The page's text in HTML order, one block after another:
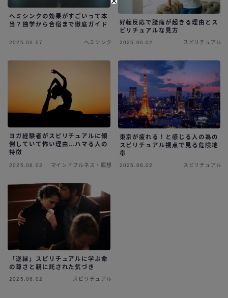
ヘミシンクの効果がすごいって本
当？独学から合宿まで徹底ガイド
2025.06.07 ヘミシンク
好転反応で腰痛が起きる理由とス
ピリチュアルな見方
2025.06.02 スピリチュアル
ヨガ経験者がスピリチュアルに傾
倒していて怖い理由…ハマる人の
特徴
2025.06.02 マインドフルネス・瞑想
東京が疲れる！と感じる人の為の
スピリチュアル視点で見る危険地
帯
2025.06.02 スピリチュアル
「逆縁」スピリチュアルに学ぶ命
の尊さと親に託された気づき
2025.06.02 スピリチュアル